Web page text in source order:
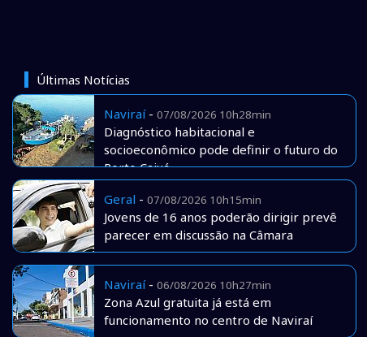
Últimas Notícias
Naviraí- 07/08/2026 10h28min
Diagnóstico habitacional e
socioeconômico pode definir o futuro do
Porto Caiuá
Geral - 07/08/2026 10h15min
Jovens de 16 anos poderão dirigir prevê
parecer em discussão na Câmara
Naviraí- 06/08/2026 10h27min
Zona Azul gratuita já está em
funcionamento no centro de Naviraí